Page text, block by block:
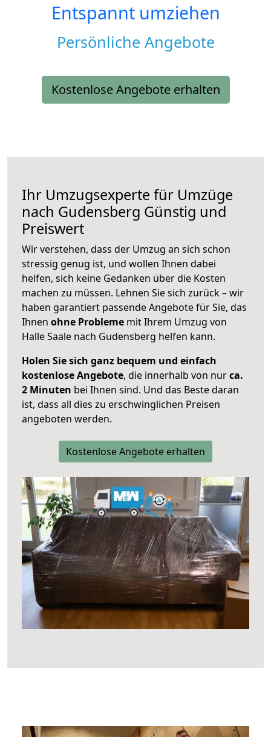
Entspannt umziehen
Persönliche Angebote
Kostenlose Angebote erhalten
Ihr Umzugsexperte für Umzüge
nach Gudensberg Günstig und
Preiswert
Wir verstehen, dass der Umzug an sich schon
stressig genug ist, und wollen Ihnen dabei
helfen, sich keine Gedanken über die Kosten
machen zu müssen. Lehnen Sie sich zurück – wir
haben garantiert passende Angebote für Sie, das
Ihnen ohne Probleme mit Ihrem Umzug von
Halle Saale nach Gudensberg helfen kann.
Holen Sie sich ganz bequem und einfach
kostenlose Angebote, die innerhalb von nurca.
2 Minuten bei Ihnen sind. Und das Beste daran
ist, dass all dies zu erschwinglichen Preisen
angeboten werden.
Kostenlose Angebote erhalten